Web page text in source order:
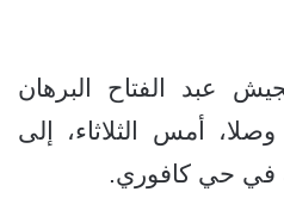
عبد الفتاح البرهان
أمس الثلاثاء، إلى
في حي كافوري.